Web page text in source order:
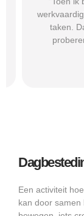
taken.
proberen
Een activiteit
kan door